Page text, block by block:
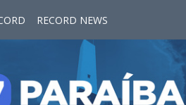
RECORD NEWS